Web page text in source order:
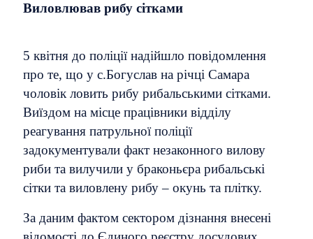
Виловлював рибу сітками
5 квітня до поліції надійшло повідомлення
про те, що у с.Богуслав на річці Самара
чоловік ловить рибу рибальськими сітками.
Виїздом на місце працівники відділу
реагування патрульної поліції
задокументували факт незаконного вилову
риби та вилучили у браконьєра рибальські
сітки та виловлену рибу – окунь та плітку.
За даним фактом сектором дізнання внесені